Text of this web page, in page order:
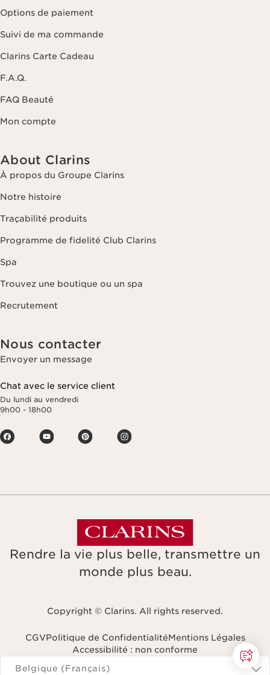
Options de paiement
Suivi de ma commande
Clarins Carte Cadeau
F.A.Q.
FAQ Beauté
Mon compte
About Clarins
À propos du Groupe Clarins
Notre histoire
Traçabilité produits
Programme de fidelité Club Clarins
Spa
Trouvez une boutique ou un spa
Recrutement
Nous contacter
Envoyer un message
Chat avec le service client
Du lundi au vendredi
9h00 - 18h00
Rendre la vie plus belle, transmettre un
monde plus beau.
Copyright © Clarins. All rights reserved.
CGVPolitique de ConfidentialitéMentions Légales
Accessibilité : non conforme
Naviguer vers
Belgique (Français)